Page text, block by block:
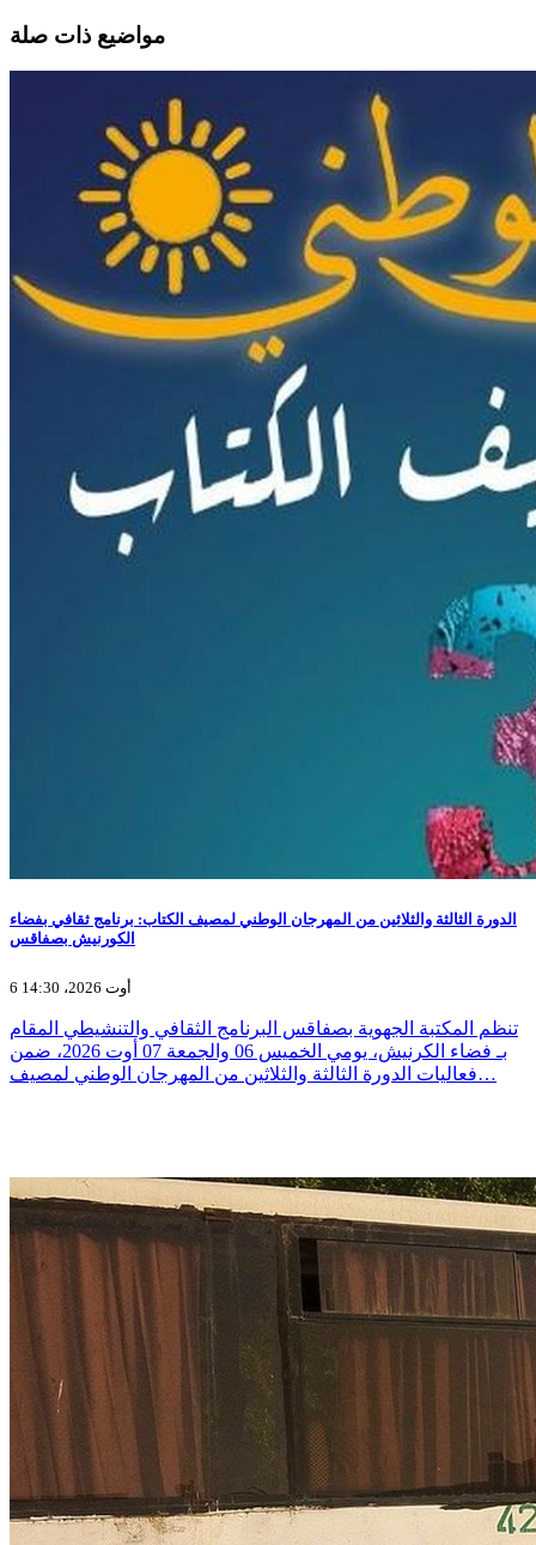
مواضيع ذات صلة
الدورة الثالثة والثلاثين من المهرجان الوطني لمصيف الكتاب: برنامج ثقافي بفضاء
الكورنيش بصفاقس
6 أوت 2026، 14:30
تنظم المكتبة الجهوية بصفاقس البرنامج الثقافي والتنشيطي المقام
بـ فضاء الكرنيش، يومي الخميس 06 والجمعة 07 أوت 2026، ضمن
فعاليات الدورة الثالثة والثلاثين من المهرجان الوطني لمصيف…